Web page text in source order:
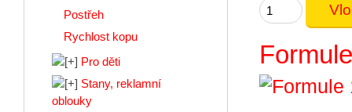
Postřeh
Rychlost kopu
Pro děti
Stany, reklamní
oblouky